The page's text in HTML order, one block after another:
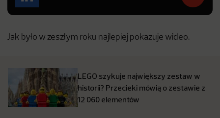
Jak było w zeszłym roku najlepiej pokazuje wideo.
LEGO szykuje największy zestaw w
historii? Przecieki mówią o zestawie z
12 060 elementów